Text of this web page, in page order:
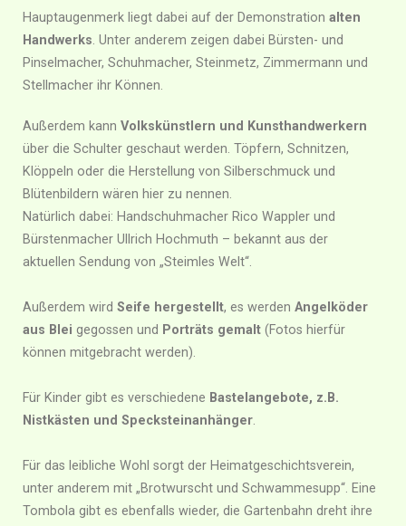
Hauptaugenmerk liegt dabei auf der Demonstration alten
Handwerks. Unter anderem zeigen dabei Bürsten- und
Pinselmacher, Schuhmacher, Steinmetz, Zimmermann und
Stellmacher ihr Können.
Außerdem kann Volkskünstlern und Kunsthandwerkern
über die Schulter geschaut werden. Töpfern, Schnitzen,
Klöppeln oder die Herstellung von Silberschmuck und
Blütenbildern wären hier zu nennen.
Natürlich dabei: Handschuhmacher Rico Wappler und
Bürstenmacher Ullrich Hochmuth – bekannt aus der
aktuellen Sendung von „Steimles Welt“.
Außerdem wird Seife hergestellt, es werden Angelköder
aus Blei gegossen und Porträts gemalt (Fotos hierfür
können mitgebracht werden).
Für Kinder gibt es verschiedene Bastelangebote, z.B.
Nistkästen und Specksteinanhänger.
Für das leibliche Wohl sorgt der Heimatgeschichtsverein,
unter anderem mit „Brotwurscht und Schwammesupp“. Eine
Tombola gibt es ebenfalls wieder, die Gartenbahn dreht ihre